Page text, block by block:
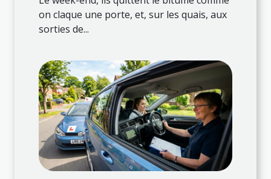
on claque une porte, et, sur les quais, aux
sorties de...